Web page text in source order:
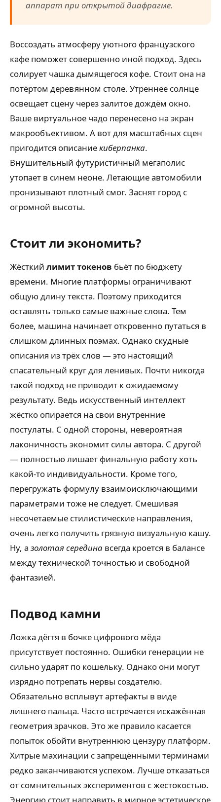
аппарат при открытой диафрагме.
Воссоздать атмосферу уютного французского
кафе поможет совершенно иной подход. Здесь
солирует чашка дымящегося кофе. Стоит она на
потёртом деревянном столе. Утреннее солнце
освещает сцену через залитое дождём окно.
Ваше виртуальное чадо перенесено на экран
макрообъективом. А вот для масштабных сцен
пригодится описаниекиберпанка.
Внушительный футуристичный мегаполис
утопает в синем неоне. Летающие автомобили
пронизывают плотный смог. Заснят город с
огромной высоты.
Стоит ли экономить?
Жёсткий лимит токенов бьёт по бюджету
времени. Многие платформы ограничивают
общую длину текста. Поэтому приходится
оставлять только самые важные слова. Тем
более, машина начинает откровенно путаться в
слишком длинных поэмах. Однако скудные
описания из трёх слов — это настоящий
спасательный круг для ленивых. Почти никогда
такой подход не приводит к ожидаемому
результату. Ведь искусственный интеллект
жёстко опирается на свои внутренние
постулаты. С одной стороны, невероятная
лаконичность экономит силы автора. С другой
— полностью лишает финальную работу хоть
какой-то индивидуальности. Кроме того,
перегружать формулу взаимоисключающими
параметрами тоже не следует. Смешивая
несочетаемые стилистические направления,
очень легко получить грязную визуальную кашу.
Ну, а золотая середина всегда кроется в балансе
между технической точностью и свободной
фантазией.
Подвод камни
Ложка дёгтя в бочке цифрового мёда
присутствует постоянно. Ошибки генерации не
сильно ударят по кошельку. Однако они могут
изрядно потрепать нервы создателю.
Обязательно всплывут артефакты в виде
лишнего пальца. Часто встречается искажённая
геометрия зрачков. Это же правило касается
попыток обойти внутреннюю цензуру платформ.
Хитрые махинации с запрещёнными терминами
редко заканчиваются успехом. Лучше отказаться
от сомнительных экспериментов с жестокостью.